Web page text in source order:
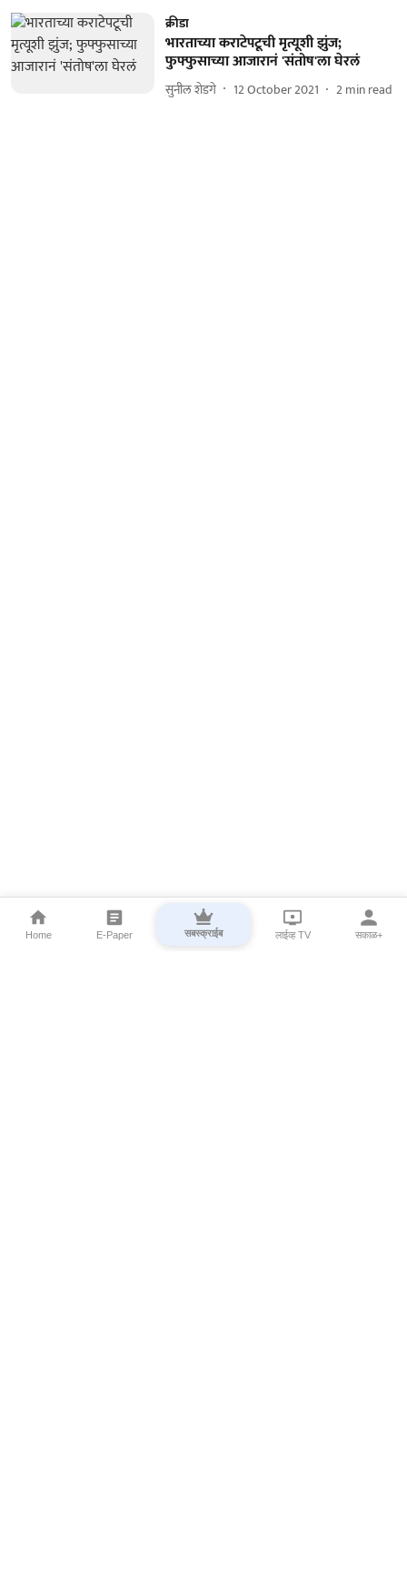
क्रीडा
भारताच्या कराटेपटूची मृत्यूशी झुंज;
फुफ्फुसाच्या आजारानं 'संतोष'ला घेरलं
सुनील शेडगे 12 October 2021 2min read
Home E-Paper सबस्क्राईब लाईव्ह TV सकाळ+